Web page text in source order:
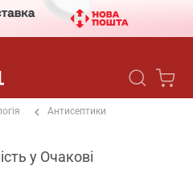
Антисептики
у Очакові